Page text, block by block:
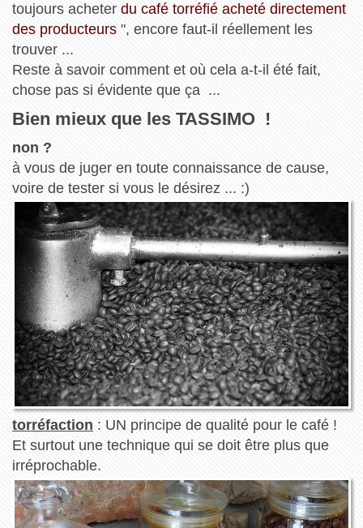
toujours acheter du café torréfié acheté directement
des producteurs", encore faut-il réellement les
trouver ...
Reste à savoir comment et où cela a-t-il été fait,
chose pas si évidente que ça ...
Bien mieux que les TASSIMO !
non ?
à vous de juger en toute connaissance de cause,
voire de tester si vous le désirez ... :)
torréfaction : UN principe de qualité pour le café !
Et surtout une technique qui se doit être plus que
irréprochable.